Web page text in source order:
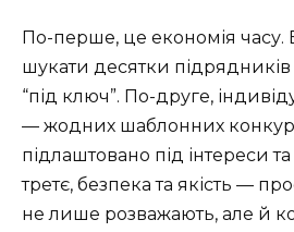
По-перше, це економія часу.
шукати десятки
“під ключ”. По-друге,
— жодних шаблонних
підлаштовано під інтереси
третє, безпека та якість —
не лише розважають, але й